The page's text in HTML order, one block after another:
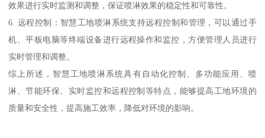
效果进行实时监测和调整，保证喷淋效果的稳定性和可靠性。
6. 远程控制：智慧工地喷淋系统支持远程控制和管理，可以通过手
机、平板电脑等终端设备进行远程操作和监控，方便管理人员进行
实时管理和调整。
综上所述，智慧工地喷淋系统具有自动化控制、多功能应用、喷
淋、节能环保、实时监控和远程控制等特点，能够提高工地环境的
质量和安全性，提高施工效率，降低对环境的影响。